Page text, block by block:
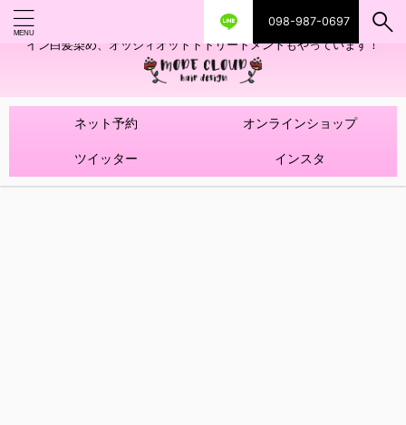
098-987-0697
艶ツヤヘアカラー！髪質改善トリートメントやハイライトを使ったデザ
イン白髪染め、オッジィオットトトリートメントもやっています！
ネット予約 オンラインショップ
ツイッター インスタ